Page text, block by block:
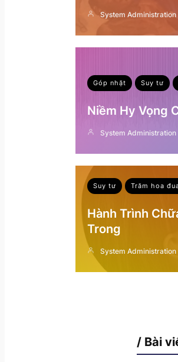
System Administration
Góp nhặt Suy tư
Niềm Hy Vọng
System Administration
Suy tư Trăm hoa
Hành Trình
Trong
System Administration
/ Bài